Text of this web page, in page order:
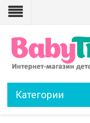
Категории